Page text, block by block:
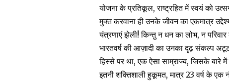
योजना के प्रतिकूल, राष्ट्रहित में स्वयं को
मुक्त करवाना ही उनके जीवन का एकमात्र
यंत्रणाएं झेली! किन्तु न धन का लोभ, न परिवार
भारतवर्ष की आज़ादी का उनका दृढ़ संकल्प
हिस्से पर था, एक ऐसा साम्राज्य, जिसके बारे
इतनी शक्तिशाली हुकूमत, मात्र 23 वर्ष के